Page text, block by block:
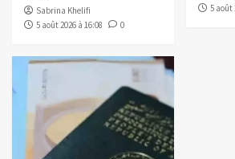
Sabrina Khelifi
5 août 2026 à 16:08
0
5 août